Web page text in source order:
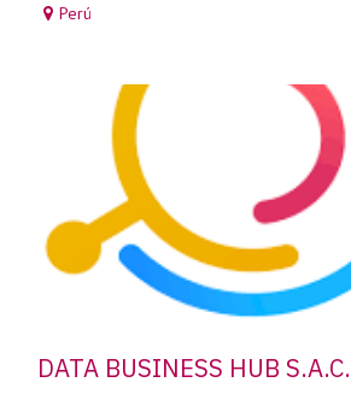
Perú
DATA BUSINESS HUB S.A.C.